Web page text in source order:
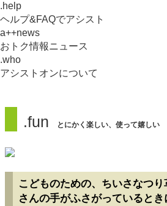
.fun とにかく楽しい、使って嬉しい
こどものための、ちいさなつ
さんの手がふさがっていると
.help
ヘルプ&FAQでアシスト
a++news
おトク情報ニュース
.who
アシストオンについて